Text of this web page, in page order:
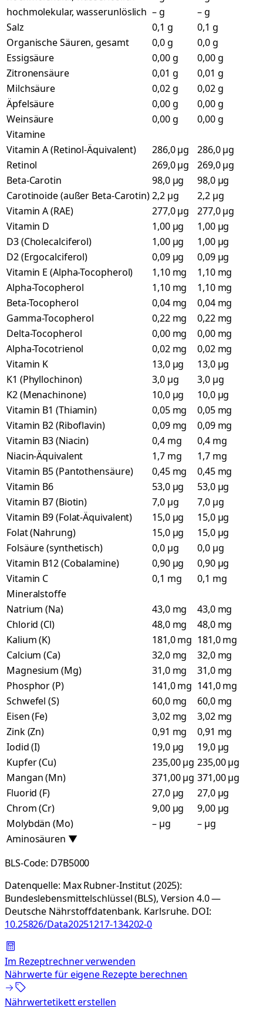
hochmolekular, wasserunlöslich – g
– g
Salz
0,1 g
0,1 g
Organische Säuren, gesamt
0,0 g
0,0 g
Essigsäure
0,00 g
0,00 g
Zitronensäure
0,01 g
0,01 g
Milchsäure
0,02 g
0,02 g
Äpfelsäure
0,00 g
0,00 g
Weinsäure
0,00 g
0,00 g
Vitamine
Vitamin A (Retinol-Äquivalent)
286,0 µg
286,0 µg
Retinol
269,0 µg
269,0 µg
Beta-Carotin
98,0 µg
98,0 µg
Carotinoide (außer Beta-Carotin)2,2 µg
2,2 µg
Vitamin A (RAE)
277,0 µg
277,0 µg
Vitamin D
1,00 µg
1,00 µg
D3 (Cholecalciferol)
1,00 µg
1,00 µg
D2 (Ergocalciferol)
0,09 µg
0,09 µg
Vitamin E (Alpha-Tocopherol)
1,10 mg
1,10 mg
Alpha-Tocopherol
1,10 mg
1,10 mg
Beta-Tocopherol
0,04 mg
0,04 mg
Gamma-Tocopherol
0,22 mg
0,22 mg
Delta-Tocopherol
0,00 mg
0,00 mg
Alpha-Tocotrienol
0,02 mg
0,02 mg
Vitamin K
13,0 µg
13,0 µg
K1 (Phyllochinon)
3,0 µg
3,0 µg
K2 (Menachinone)
10,0 µg
10,0 µg
Vitamin B1 (Thiamin)
0,05 mg
0,05 mg
Vitamin B2 (Riboflavin)
0,09 mg
0,09 mg
Vitamin B3 (Niacin)
0,4 mg
0,4 mg
Niacin-Äquivalent
1,7 mg
1,7 mg
Vitamin B5 (Pantothensäure)
0,45 mg
0,45 mg
Vitamin B6
53,0 µg
53,0 µg
Vitamin B7 (Biotin)
7,0 µg
7,0 µg
Vitamin B9 (Folat-Äquivalent)
15,0 µg
15,0 µg
Folat (Nahrung)
15,0 µg
15,0 µg
Folsäure (synthetisch)
0,0 µg
0,0 µg
Vitamin B12 (Cobalamine)
0,90 µg
0,90 µg
Vitamin C
0,1 mg
0,1 mg
Mineralstoffe
Natrium (Na)
43,0 mg
43,0 mg
Chlorid (Cl)
48,0 mg
48,0 mg
Kalium (K)
181,0 mg 181,0 mg
Calcium (Ca)
32,0 mg
32,0 mg
Magnesium (Mg)
31,0 mg
31,0 mg
Phosphor (P)
141,0 mg 141,0 mg
Schwefel (S)
60,0 mg
60,0 mg
Eisen (Fe)
3,02 mg
3,02 mg
Zink (Zn)
0,91 mg
0,91 mg
Iodid (I)
19,0 µg
19,0 µg
Kupfer (Cu)
235,00 µg 235,00 µg
Mangan (Mn)
371,00 µg 371,00 µg
Fluorid (F)
27,0 µg
27,0 µg
Chrom (Cr)
9,00 µg
9,00 µg
Molybdän (Mo)
– µg
– µg
Aminosäuren ▼
BLS-Code: D7B5000
Datenquelle: Max Rubner-Institut (2025):
Bundeslebensmittelschlüssel (BLS), Version 4.0 —
Deutsche Nährstoffdatenbank. Karlsruhe. DOI:
10.25826/Data20251217-134202-0
Im Rezeptrechner verwenden
Nährwerte für eigene Rezepte berechnen
Nährwertetikett erstellen